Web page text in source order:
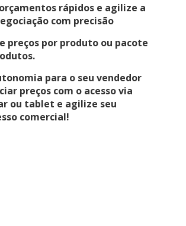
rápidos e agilize a
com precisão
preços por produto ou pacote
para o seu vendedor
preços com o acesso via
ou tablet e agilize seu
comercial!